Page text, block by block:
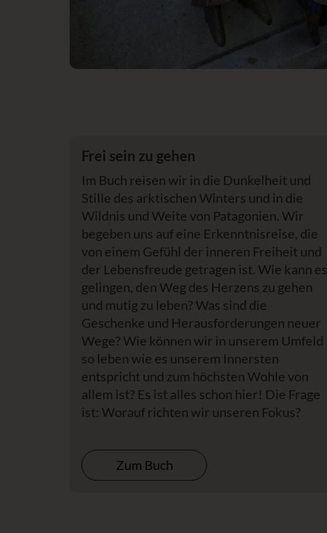
Frei sein zu gehen
Im Buch reisen wir in die Dunkelheit und
Stille des arktischen Winters und in die
Wildnis und Weite von Patagonien. Wir
begeben uns auf eine Erkenntnisreise, die
von einem Gefühl der inneren Freiheit und
der Lebensfreude getragen ist. Wie kann es
gelingen, den Weg des Herzens zu gehen
und mutig zu leben? Was sind die
Geschenke und Herausforderungen neuer
Wege? Wie können wir in unserem Umfeld
so leben wie es unserem Innersten
entspricht und zum höchsten Wohle von
allem ist? Es ist alles schon hier! Die Frage
ist: Worauf richten wir unseren Fokus?
Zum Buch